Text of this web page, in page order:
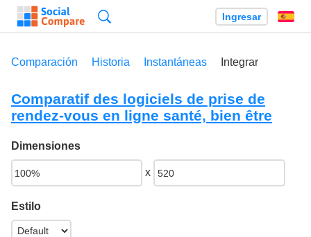
Ingresar
Comparación Historia Instantáneas Integrar
Comparatif des logiciels de prise de
rendez-vous en ligne santé, bien être
Dimensiones
x
Estilo